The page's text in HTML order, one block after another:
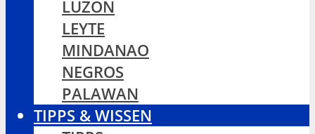
LUZON
LEYTE
MINDANAO
NEGROS
PALAWAN
TIPPS & WISSEN